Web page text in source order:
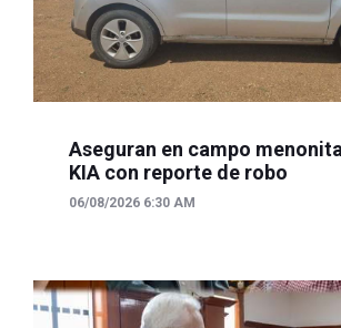
Aseguran en campo
KIA con reporte de robo
06/08/2026 6:30 AM